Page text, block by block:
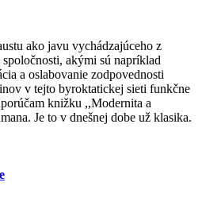
ako javu vychádzajúceho z
akými sú napríklad
a oslabovanie zodpovednosti
v tejto byroktatickej sieti funkčne
knižku ,,Modernita a
Je to v dnešnej dobe už klasika.